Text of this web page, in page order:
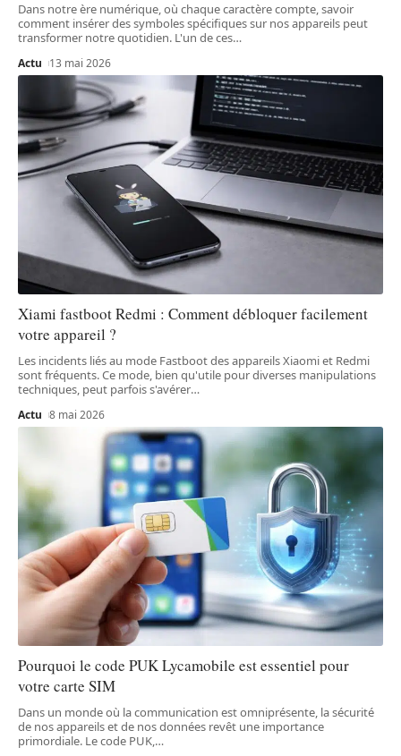
Dans notre ère numérique, où chaque caractère compte, savoir
comment insérer des symboles spécifiques sur nos appareils peut
transformer notre quotidien. L'un de ces…
Actu 13 mai 2026
Xiami fastboot Redmi : Comment débloquer facilement
votre appareil ?
Les incidents liés au mode Fastboot des appareils Xiaomi et Redmi
sont fréquents. Ce mode, bien qu'utile pour diverses manipulations
techniques, peut parfois s'avérer…
Actu 8 mai 2026
Pourquoi le code PUK Lycamobile est essentiel pour
votre carte SIM
Dans un monde où la communication est omniprésente, la sécurité
de nos appareils et de nos données revêt une importance
primordiale. Le code PUK,…